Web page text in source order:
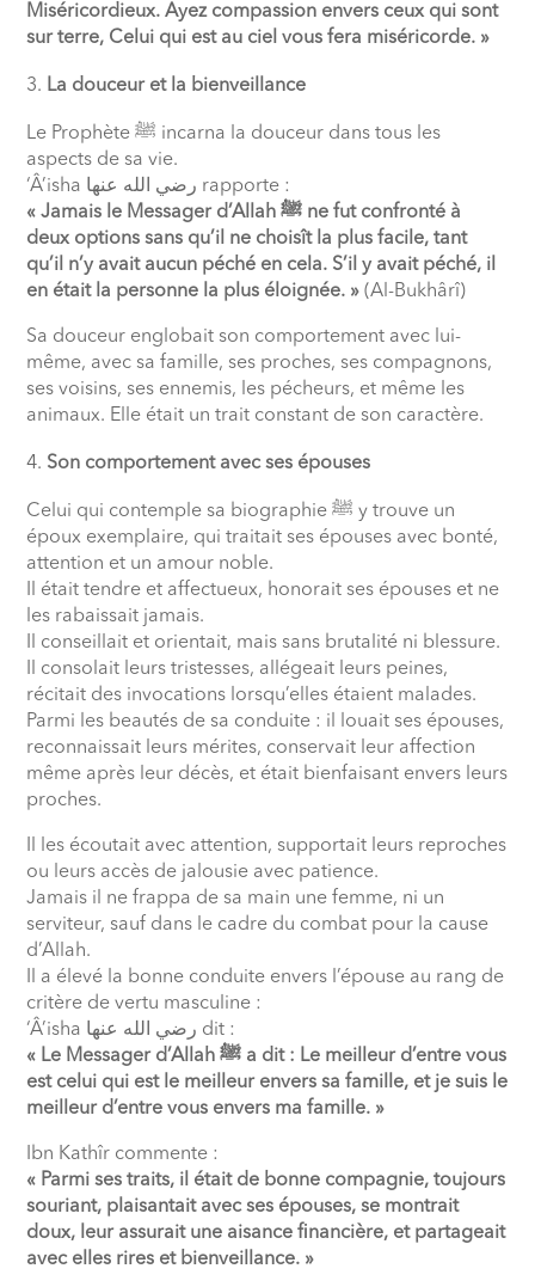
Miséricordieux. Ayez compassion envers ceux qui sont
sur terre, Celui qui est au ciel vous fera miséricorde. »
La douceur et la bienveillance
Le Prophèteﷺ incarna la douceur dans tous les
aspects de sa vie.
‘Â’isha رضي الله عنها rapporte :
« Jamais le Messager d’Allahﷺ ne fut confronté à
deux options sans qu’il ne choisît la plus facile, tant
qu’il n’y avait aucun péché en cela. S’il y avait péché, il
en était la personne la plus éloignée. » (Al-Bukhârî)
Sa douceur englobait son comportement avec lui-
même, avec sa famille, ses proches, ses compagnons,
ses voisins, ses ennemis, les pécheurs, et même les
animaux. Elle était un trait constant de son caractère.
Son comportement avec ses épouses
Celui qui contemple sa biographieﷺ y trouve un
époux exemplaire, qui traitait ses épouses avec bonté,
attention et un amour noble.
Il était tendre et affectueux, honorait ses épouses et ne
les rabaissait jamais.
Il conseillait et orientait, mais sans brutalité ni blessure.
Il consolait leurs tristesses, allégeait leurs peines,
récitait des invocations lorsqu’elles étaient malades.
Parmi les beautés de sa conduite : il louait ses épouses,
reconnaissait leurs mérites, conservait leur affection
même après leur décès, et était bienfaisant envers leurs
proches.
Il les écoutait avec attention, supportait leurs reproches
ou leurs accès de jalousie avec patience.
Jamais il ne frappa de sa main une femme, ni un
serviteur, sauf dans le cadre du combat pour la cause
d’Allah.
Il a élevé la bonne conduite envers l’épouse au rang de
critère de vertu masculine :
‘Â’isha رضي الله عنها dit :
« Le Messager d’Allahﷺ a dit : Le meilleur d’entre vous
est celui qui est le meilleur envers sa famille, et je suis le
meilleur d’entre vous envers ma famille. »
Ibn Kathîr commente :
« Parmi ses traits, il était de bonne compagnie, toujours
souriant, plaisantait avec ses épouses, se montrait
doux, leur assurait une aisance financière, et partageait
avec elles rires et bienveillance. »